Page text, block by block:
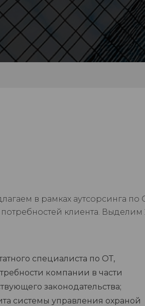
в рамках аутсорсинга по
потребностей клиента. Выделим
специалиста по ОТ,
компании в части
законодательства;
системы управления охраной